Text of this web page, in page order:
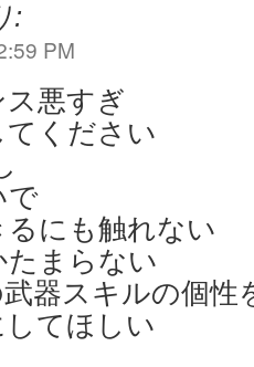
:
PM
悪すぎ
ください
で
にも触れない
まらない
器スキルの個性
してほしい